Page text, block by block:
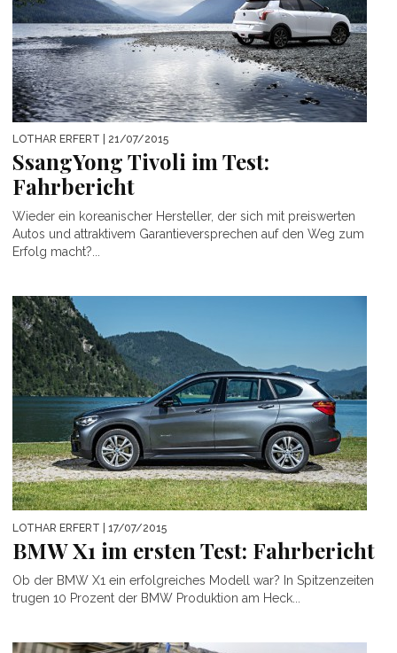
LOTHAR ERFERT | 21/07/2015
SsangYong Tivoli im Test:
Fahrbericht
Wieder ein koreanischer Hersteller, der sich mit preiswerten
Autos und attraktivem Garantieversprechen auf den Weg zum
Erfolg macht?...
LOTHAR ERFERT | 17/07/2015
BMW X1 im ersten Test: Fahrbericht
Ob der BMW X1 ein erfolgreiches Modell war? In Spitzenzeiten
trugen 10 Prozent der BMW Produktion am Heck...